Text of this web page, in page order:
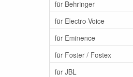
für Behringer
für Electro-Voice
für Eminence
für Foster / Fostex
für JBL